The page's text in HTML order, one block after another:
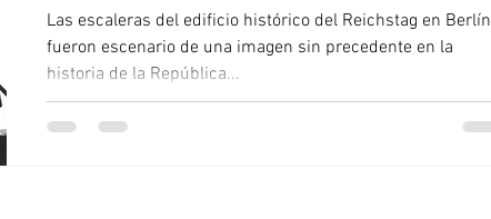
Las escaleras del edificio histórico del Reichstag en Berlín
fueron escenario de una imagen sin precedente en la
historia de la República...